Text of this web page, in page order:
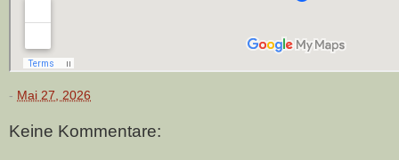
- Mai 27, 2026
Keine Kommentare: